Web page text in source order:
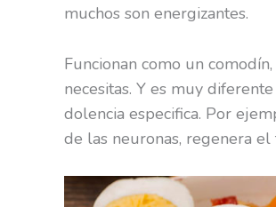
muchos son energizantes.
Funcionan como un
necesitas. Y es muy
dolencia especifica. Por
de las neuronas, regenera